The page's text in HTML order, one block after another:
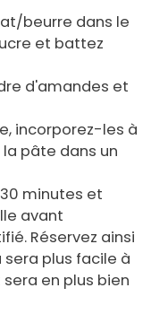
beurre dans le
et battez
d'amandes et
incorporez-les à
pâte dans un
minutes et
avant
Réservez ainsi
plus facile à
en plus bien